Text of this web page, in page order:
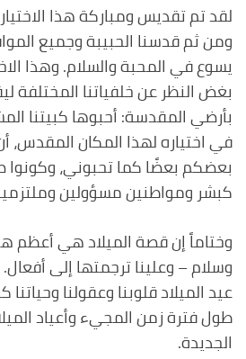
لقد تم تقديس ومباركة هذا
ومن ثم قدسنا الحبيبة وجميع
يسوع في المحبة والسلام. وهذا
بغض النظر عن خلفياتنا المختلفة
بأرضي المقدسة: أحبوها كبيتنا
في اختياره لهذا المكان المقدس،
بعضكم بعضًا كما تحبوني، وكونوا
كبشر ومواطنين مسؤولين
وختاماً إن قصة الميلاد هي
وسلام – وعلينا ترجمتها إلى
عيد الميلاد قلوبنا وعقولنا
طول فترة زمن المجيء وأعياد
الجديدة.